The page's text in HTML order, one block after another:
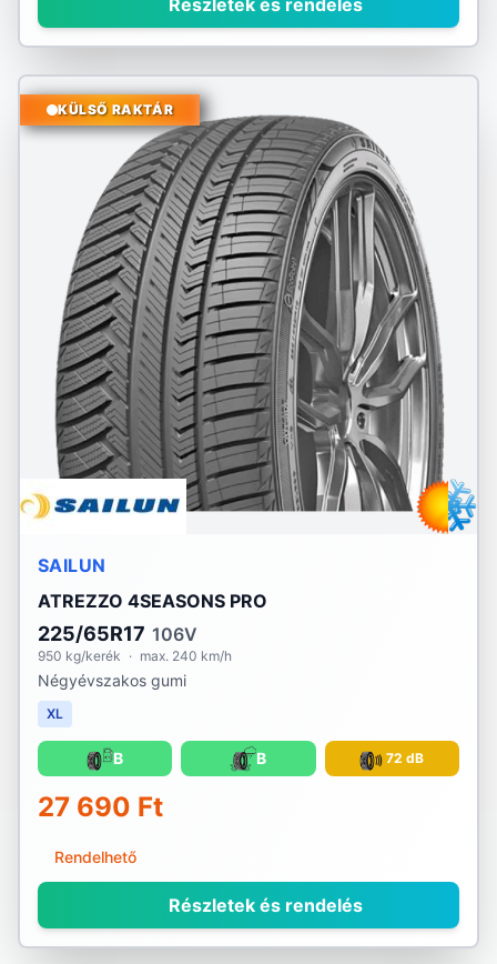
Részletek és rendelés
KÜLSŐ RAKTÁR
SAILUN
ATREZZO 4SEASONS PRO
225/65R17 106V
950 kg/kerék · max. 240 km/h
Négyévszakos gumi
XL
B B 72 dB
27 690 Ft
Rendelhető
Részletek és rendelés